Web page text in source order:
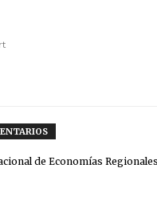
de Economías